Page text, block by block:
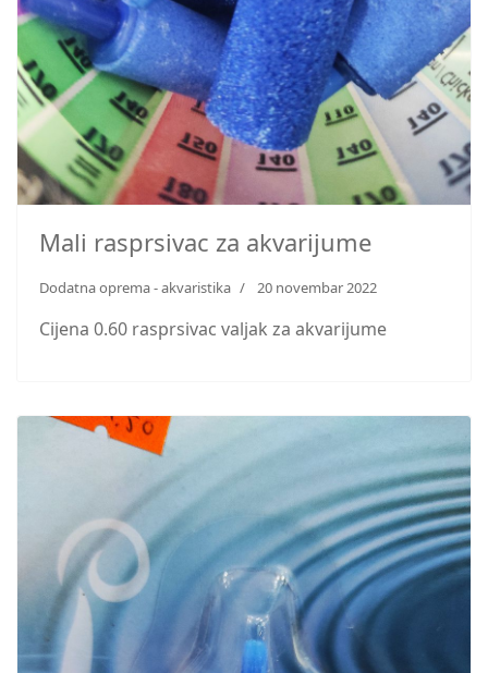
Mali rasprsivac za akvarijume
Dodatna oprema - akvaristika 20 novembar 2022
Cijena 0.60 rasprsivac valjak za akvarijume